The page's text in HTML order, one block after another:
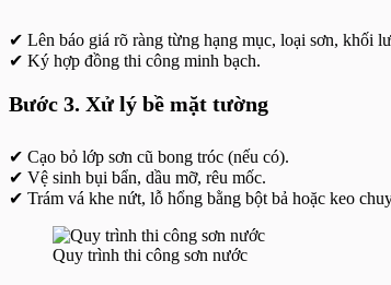
✔ Lên báo giá rõ ràng từng hạng mục, loại sơn, khối
✔ Ký hợp đồng thi công minh bạch.
Bước 3. Xử lý bề mặt tường
✔ Cạo bỏ lớp sơn cũ bong tróc (nếu có).
✔ Vệ sinh bụi bẩn, dầu mỡ, rêu mốc.
✔ Trám vá khe nứt, lỗ hổng bằng bột bả hoặc keo
Quy trình thi công sơn nước